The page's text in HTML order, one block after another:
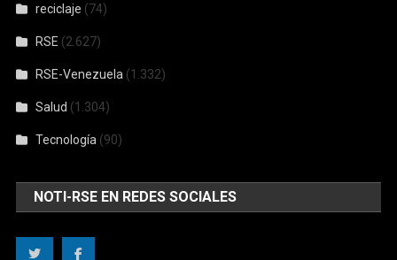
reciclaje (74)
RSE (2.627)
RSE-Venezuela (1.332)
Salud (1.304)
Tecnología (90)
NOTI-RSE EN REDES SOCIALES